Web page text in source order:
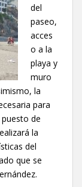
del
paseo,
acces
o a la
playa y
muro
la
para
de
la
del
que se